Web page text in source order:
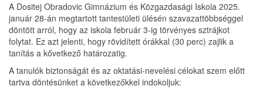
A Dositej Obradovic Gimnázium és Közgazdasági Iskola 2025.
január 28-án megtartott tantestületi ülésén szavazattöbbséggel
döntött arról, hogy az iskola február 3-ig törvényes sztrájkot
folytat. Ez azt jelenti, hogy rövidített órákkal (30 perc) zajlik a
tanítás a kővetkező határozatig.
A tanulók biztonságát és az oktatási-nevelési célokat szem előtt
tartva döntésünket a következőkkel indokoljuk: